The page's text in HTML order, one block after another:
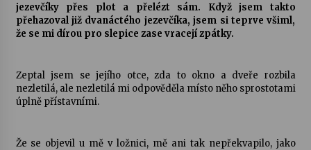
jezevčíky přes plot a přelézt sám. Když jsem takto
přehazoval již dvanáctého jezevčíka, jsem si teprve všiml,
že se mi dírou pro slepice zase vracejí zpátky.
Zeptal jsem se jejího otce, zda to okno a dveře rozbila
nezletilá, ale nezletilá mi odpověděla místo něho sprostotami
úplně přístavními.
Že se objevil u mě v ložnici, mě ani tak nepřekvapilo, jako